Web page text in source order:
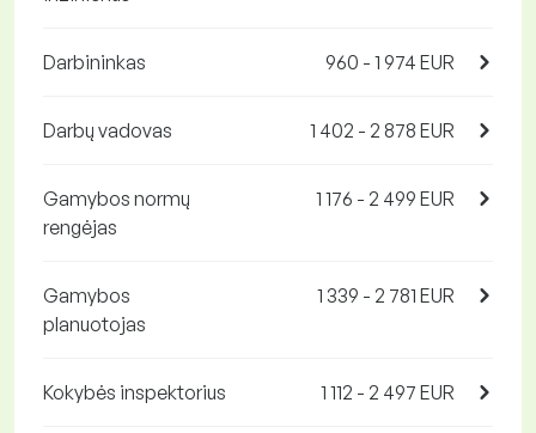
Darbininkas 960 - 1 974 EUR
Darbų vadovas 1 402 - 2 878 EUR
Gamybos normų
rengėjas
1 176 - 2 499 EUR
Gamybos
planuotojas
1 339 - 2 781 EUR
Kokybės inspektorius 1 112 - 2 497 EUR